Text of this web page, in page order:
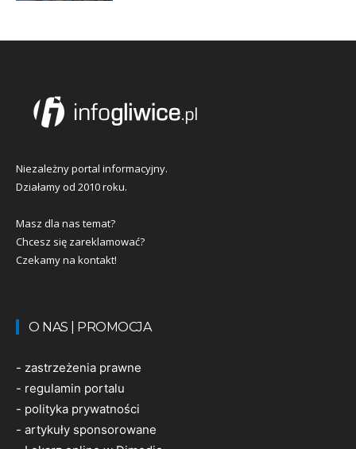
Niezależny portal informacyjny.
Działamy od 2010 roku.
Masz dla nas temat?
Chcesz się zareklamować?
Czekamy na kontakt!
O NAS | PROMOCJA
- zastrzeżenia prawne
- regulamin portalu
- polityka prywatności
- artykuły sponsorowane